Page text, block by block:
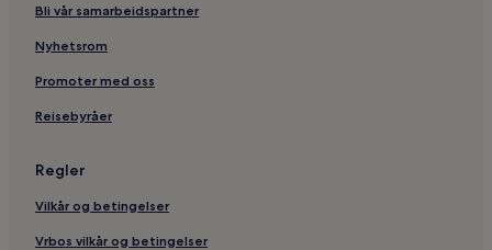
Bli vår samarbeidspartner
Nyhetsrom
Promoter med oss
Reisebyråer
Regler
Vilkår og betingelser
Vrbos vilkår og betingelser